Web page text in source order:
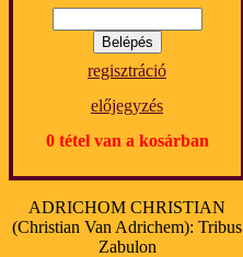
regisztráció
előjegyzés
0 tétel van a kosárban
ADRICHOM CHRISTIAN
(Christian Van Adrichem): Tribus
Zabulon